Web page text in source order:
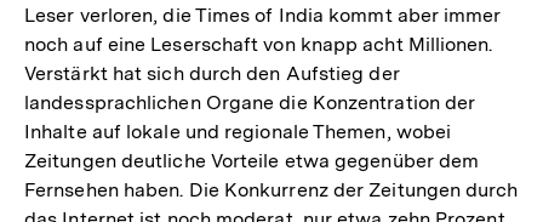
Leser verloren, die Times of India kommt aber immer
noch auf eine Leserschaft von knapp acht Millionen.
Verstärkt hat sich durch den Aufstieg der
landessprachlichen Organe die Konzentration der
Inhalte auf lokale und regionale Themen, wobei
Zeitungen deutliche Vorteile etwa gegenüber dem
Fernsehen haben. Die Konkurrenz der Zeitungen durch